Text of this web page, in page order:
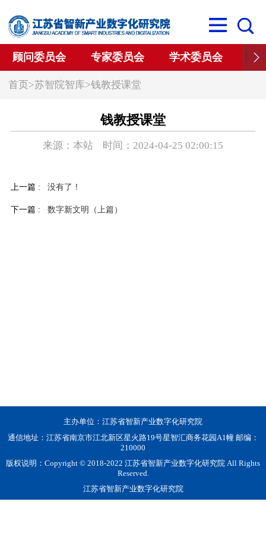
顾问委员会 专家委员会 学术委员会 学
首页>苏智院智库>钱教授课堂
钱教授课堂
来源：本站 时间：2024-04-25 02:00:15
上一篇 : 没有了！
下一篇 : 数字新文明（上篇）
主办单位：江苏省智新产业数字化研究院
通信地址：江苏省南京市江北新区星火路19号星智汇商务花园A1幢 邮编：
210000
版权说明：Copyright © 2018-2022 江苏省智新产业数字化研究院 All Rights
Reserved.
江苏省智新产业数字化研究院